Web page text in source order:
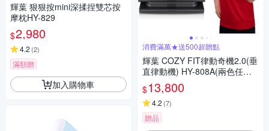
輝葉 狠狠按mini深揉捏雙芯按
摩枕HY-829
$2,980
4.2 (2)
滿額贈
加入購物車
消費滿萬★送500超贈點
輝葉 COZY FIT律動奇機2.0(垂
直律動機) HY-808A(兩色任選)
重力黑/引力白
$13,800
4.2 (7)
贈品